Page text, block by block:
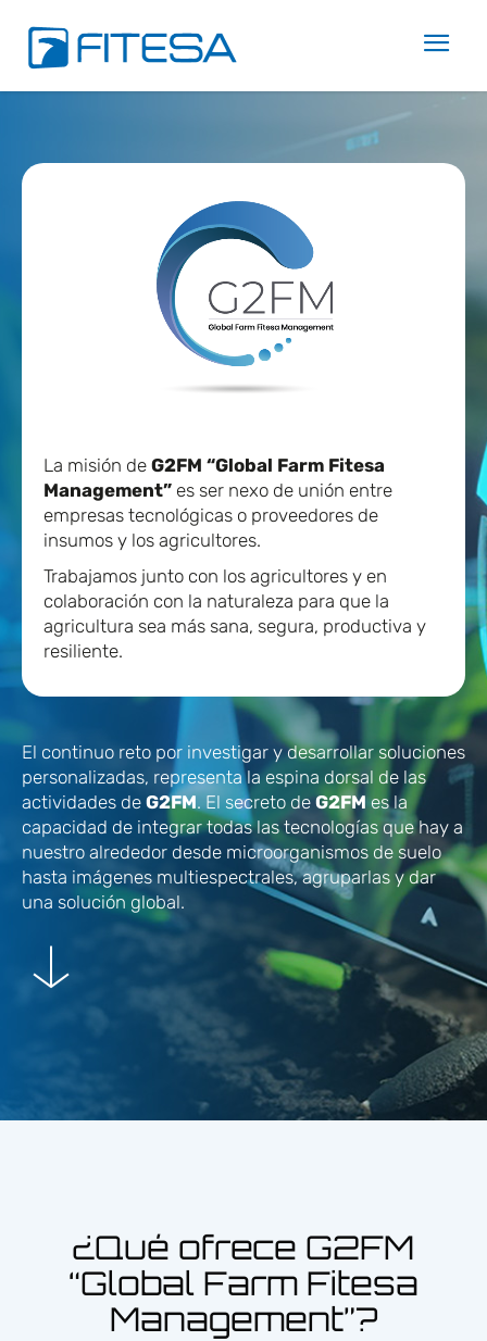
La misión de G2FM “Global Farm Fitesa
Management” es ser nexo de unión entre
empresas tecnológicas o proveedores de
insumos y los agricultores.
Trabajamos junto con los agricultores y en
colaboración con la naturaleza para que la
agricultura sea más sana, segura, productiva y
resiliente.
El continuo reto por investigar y desarrollar soluciones
personalizadas, representa la espina dorsal de las
actividades de G2FM. El secreto deG2FM es la
capacidad de integrar todas las tecnologías que hay a
nuestro alrededor desde microorganismos de suelo
hasta imágenes multiespectrales, agruparlas y dar
una solución global.
¿Qué ofrece G2FM
“Global Farm Fitesa
Management”?